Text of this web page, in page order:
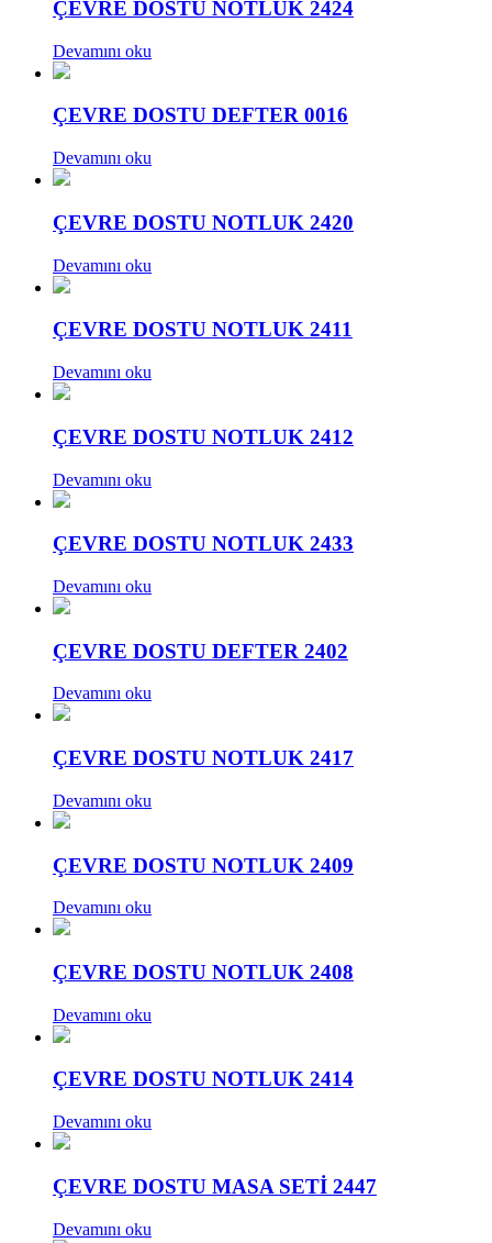
ÇEVRE DOSTU NOTLUK 2424
Devamını oku
ÇEVRE DOSTU DEFTER 0016
Devamını oku
ÇEVRE DOSTU NOTLUK 2420
Devamını oku
ÇEVRE DOSTU NOTLUK 2411
Devamını oku
ÇEVRE DOSTU NOTLUK 2412
Devamını oku
ÇEVRE DOSTU NOTLUK 2433
Devamını oku
ÇEVRE DOSTU DEFTER 2402
Devamını oku
ÇEVRE DOSTU NOTLUK 2417
Devamını oku
ÇEVRE DOSTU NOTLUK 2409
Devamını oku
ÇEVRE DOSTU NOTLUK 2408
Devamını oku
ÇEVRE DOSTU NOTLUK 2414
Devamını oku
ÇEVRE DOSTU MASA SETİ 2447
Devamını oku